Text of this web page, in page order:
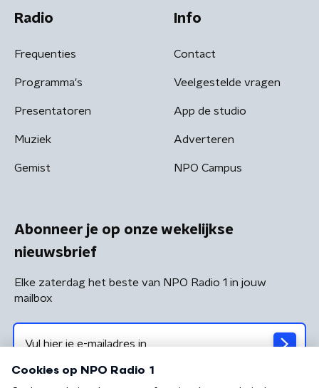
Radio
Frequenties
Programma's
Presentatoren
Muziek
Gemist
Info
Contact
Veelgestelde vragen
App de studio
Adverteren
NPO Campus
Abonneer je op onze wekelijkse
nieuwsbrief
Elke zaterdag het beste van NPO Radio 1 in jouw
mailbox